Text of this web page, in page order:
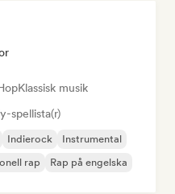
Klassisk musik
spellista(r)
Indierock
Instrumental
rap Rap på engelska